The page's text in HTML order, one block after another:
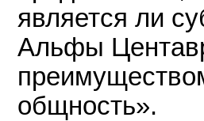
является ли
Альфы
общность».